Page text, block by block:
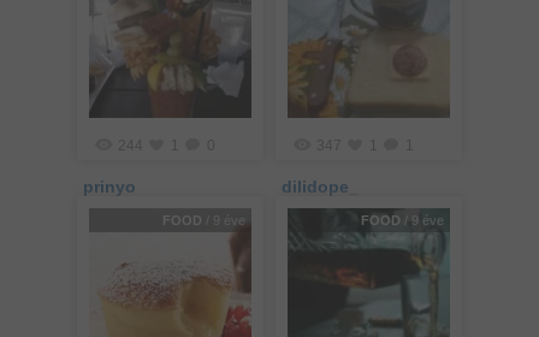
244
prinyo
347
dilidope_
FOOD / 9 éve FOOD / 9 éve